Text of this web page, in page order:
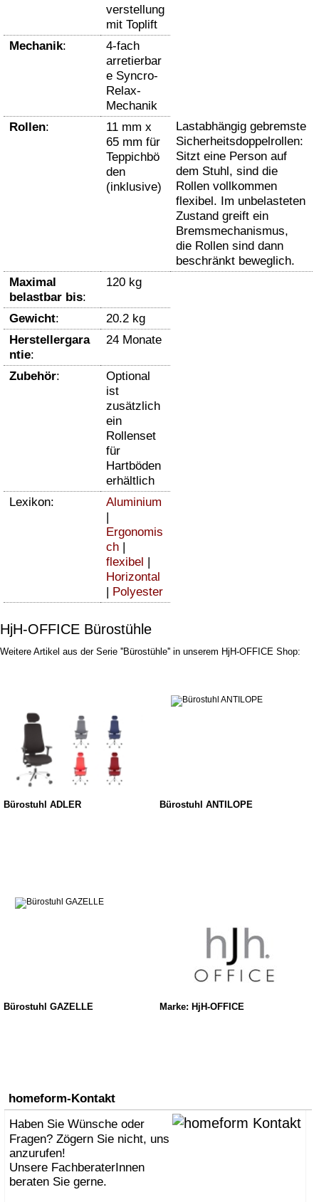
verstellung
mit Toplift
Mechanik:
4-fach
arretierbar
e Syncro-
Relax-
Mechanik
Rollen:
11 mm x
65 mm für
Teppichbö
den
(inklusive)
Lastabhängig gebremste
Sicherheitsdoppelrollen:
Sitzt eine Person auf
dem Stuhl, sind die
Rollen vollkommen
flexibel. Im unbelasteten
Zustand greift ein
Bremsmechanismus,
die Rollen sind dann
beschränkt beweglich.
Maximal
belastbar bis:
120 kg
Gewicht:
20.2 kg
Herstellergara
ntie:
24 Monate
Zubehör:
Optional
ist
zusätzlich
ein
Rollenset
für
Hartböden
erhältlich
Lexikon:
Aluminium
|
Ergonomis
ch |
flexibel |
Horizontal
| Polyester
HjH-OFFICE Bürostühle
Weitere Artikel aus der Serie ''Bürostühle'' in unserem HjH-OFFICE Shop:
Bürostuhl ADLER Bürostuhl ANTILOPE
Bürostuhl GAZELLE Marke: HjH-OFFICE
homeform-Kontakt
Haben Sie Wünsche oder
Fragen? Zögern Sie nicht, uns
anzurufen!
Unsere FachberaterInnen
beraten Sie gerne.